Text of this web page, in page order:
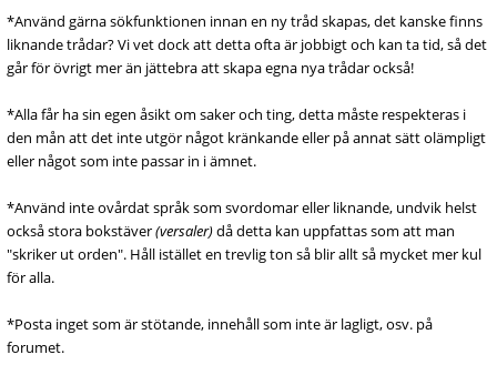
*Använd gärna sökfunktionen innan en ny tråd skapas, det kanske finns
liknande trådar? Vi vet dock att detta ofta är jobbigt och kan ta tid, så det
går för övrigt mer än jättebra att skapa egna nya trådar också!
*Alla får ha sin egen åsikt om saker och ting, detta måste respekteras i
den mån att det inte utgör något kränkande eller på annat sätt olämpligt
eller något som inte passar in i ämnet.
*Använd inte ovårdat språk som svordomar eller liknande, undvik helst
också stora bokstäver(versaler)då detta kan uppfattas som att man
"skriker ut orden". Håll istället en trevlig ton så blir allt så mycket mer kul
för alla.
*Posta inget som är stötande, innehåll som inte är lagligt, osv. på
forumet.